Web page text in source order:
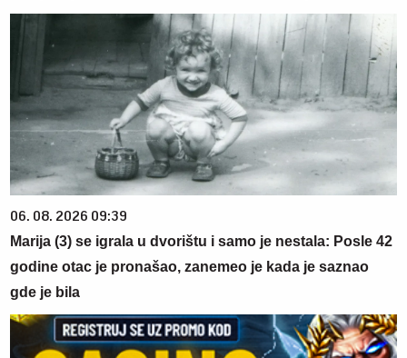
06. 08. 2026 09:39
Marija (3) se igrala u dvorištu i samo je nestala: Posle 42
godine otac je pronašao, zanemeo je kada je saznao
gde je bila